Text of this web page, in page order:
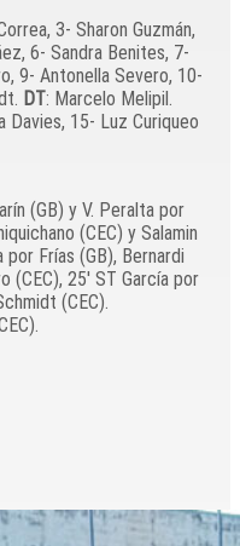
3- Sharon Guzmán,
6- Sandra Benites, 7-
9- Antonella Severo, 10-
DT: Marcelo Melipil.
Davies, 15- Luz Curiqueo
(GB) y V. Peralta por
(CEC) y Salamin
por Frías (GB), Bernardi
25′ ST García por
(CEC).